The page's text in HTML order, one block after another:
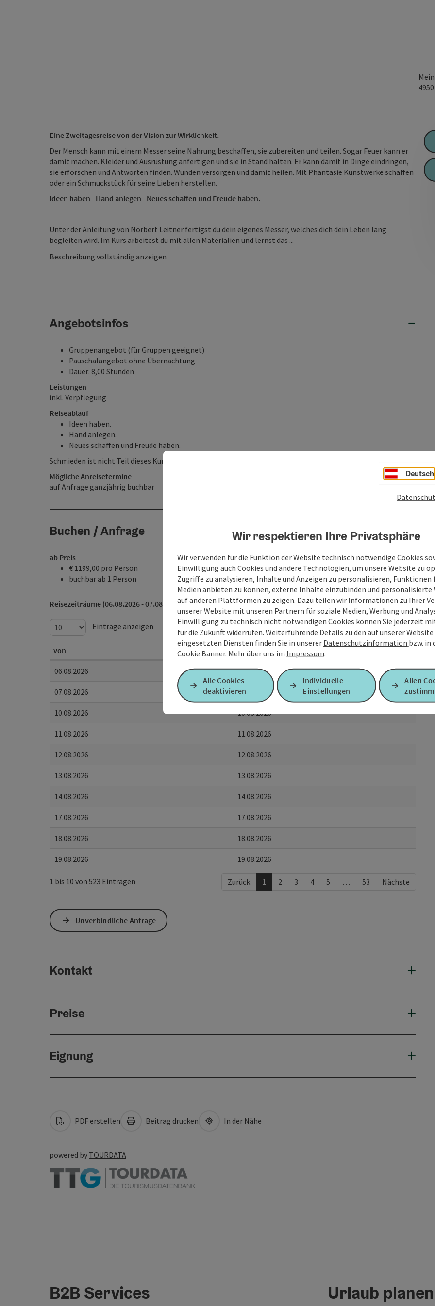
4950
Eine Zweitagesreise von der Vision zur Wirklichkeit.
Der Mensch kann mit einem Messer seine Nahrung beschaffen, sie zubereiten und teilen. Sogar Feuer kann er
damit machen. Kleider und Ausrüstung anfertigen und sie in Stand halten. Er kann damit in Dinge eindringen,
sie erforschen und Antworten finden. Wunden versorgen und damit heilen. Mit Phantasie Kunstwerke schaffen
oder ein Schmuckstück für seine Lieben herstellen.
Ideen haben - Hand anlegen - Neues schaffen und Freude haben.
Unter der Anleitung von Norbert Leitner fertigst du dein eigenes Messer, welches dich dein Leben lang
begleiten wird. Im Kurs arbeitest du mit allen Materialien und lernst das ...
Beschreibung vollständig anzeigen
Angebotsinfos
Gruppenangebot (für Gruppen geeignet)
Pauschalangebot ohne Übernachtung
Dauer: 8,00 Stunden
Leistungen
inkl. Verpflegung
Reiseablauf
Ideen haben.
Hand anlegen.
Neues schaffen und Freude haben.
Schmieden ist nicht Teil dieses Kurses.
Mögliche Anreisetermine
auf Anfrage ganzjährig buchbar
Buchen / Anfrage
ab Preis
€ 1199,00 pro Person
buchbar ab 1 Person
Reisezeiträume (06.08.2026 - 07.08.2028)
Einträge anzeigen
von bis
06.08.2026 06.08.2026
07.08.2026 07.08.2026
10.08.2026 10.08.2026
11.08.2026 11.08.2026
12.08.2026 12.08.2026
13.08.2026 13.08.2026
14.08.2026 14.08.2026
17.08.2026 17.08.2026
18.08.2026 18.08.2026
19.08.2026 19.08.2026
1 bis 10 von 523 Einträgen Zurück 1 2 3 4 5 … 53 Nächste
Unverbindliche Anfrage
Kontakt
Preise
Eignung
PDF erstellen Beitrag drucken In der Nähe
powered by TOURDATA
B2B Services Urlaub
Deutsch
Wir respektieren Ihre Privatsphäre
Wir verwenden für die Funktion der Website technisch notwendige Cookies
Einwilligung auch Cookies und andere Technologien, um unsere Website zu
Zugriffe zu analysieren, Inhalte und Anzeigen zu personalisieren, Funktionen
Medien anbieten zu können, externe Inhalte einzubinden und personalisierte
auf anderen Plattformen zu zeigen. Dazu teilen wir Informationen zu Ihrer
unserer Website mit unseren Partnern für soziale Medien, Werbung und
Einwilligung zu technisch nicht notwendigen Cookies können Sie jederzeit
für die Zukunft widerrufen. Weiterführende Details zu den auf unserer Website
eingesetzten Diensten finden Sie in unserer Datenschutzinformation bzw. in
Cookie Banner. Mehr über uns im Impressum.
Alle Cookies
deaktivieren
Individuelle
Einstellungen
Allen